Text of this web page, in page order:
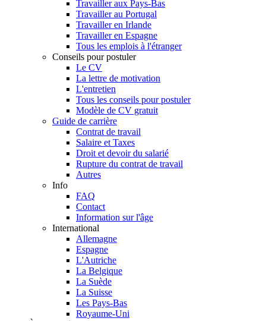
Travailler aux Pays-Bas
Travailler au Portugal
Travailler en Irlande
Travailler en Espagne
Tous les emplois à l'étranger
Conseils pour postuler
Le CV
La lettre de motivation
L'entretien
Tous les conseils pour postuler
Modèle de CV gratuit
Guide de carrière
Contrat de travail
Salaire et Taxes
Droit et devoir du salarié
Rupture du contrat de travail
Autres
Info
FAQ
Contact
Information sur l'âge
International
Allemagne
Espagne
L'Autriche
La Belgique
La Suède
La Suisse
Les Pays-Bas
Royaume-Uni